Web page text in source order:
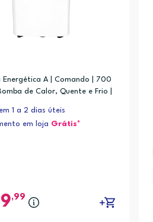
de aquecimento média
Energética A | Comando | 700
de Calor, Quente e Frio |
1 a 2 dias úteis
em loja Grátis*
,99